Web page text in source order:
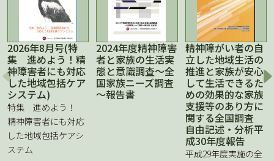
2026年8月号(特
集 進めよう！精
神障害者にも対応
した地域包括ケア
システム)
特集 進めよう！
精神障害者にも対応
した地域包括ケアシ
ステム
2024年度精神障害
者と家族の生活実
態と意識調査～全
国家族ニーズ調査
～報告書
精神障がい者の自
立した地域生活の
推進と家族が安心
して生活できるた
めの効果的な家族
支援等のあり方に
関する全国調査
自由記述・分析平
成30年度報告
平成29年度実施の全